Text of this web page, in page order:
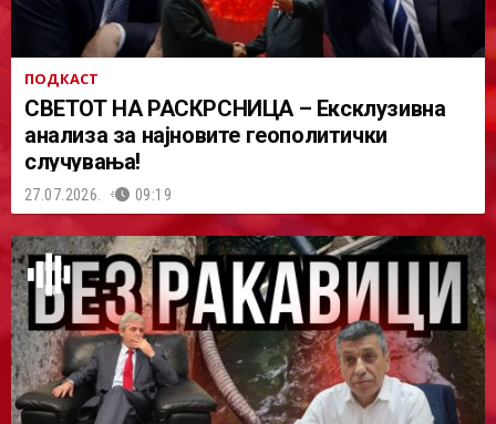
ПОДКАСТ
СВЕТОТ НА РАСКРСНИЦА – Ексклузивна
анализа за најновите геополитички
случувања!
27.07.2026. 09:19